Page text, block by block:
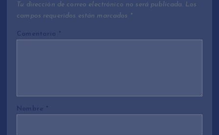
Tu dirección de correo electrónico no será publicada. Los
campos requeridos están marcados *
Comentario *
Nombre *